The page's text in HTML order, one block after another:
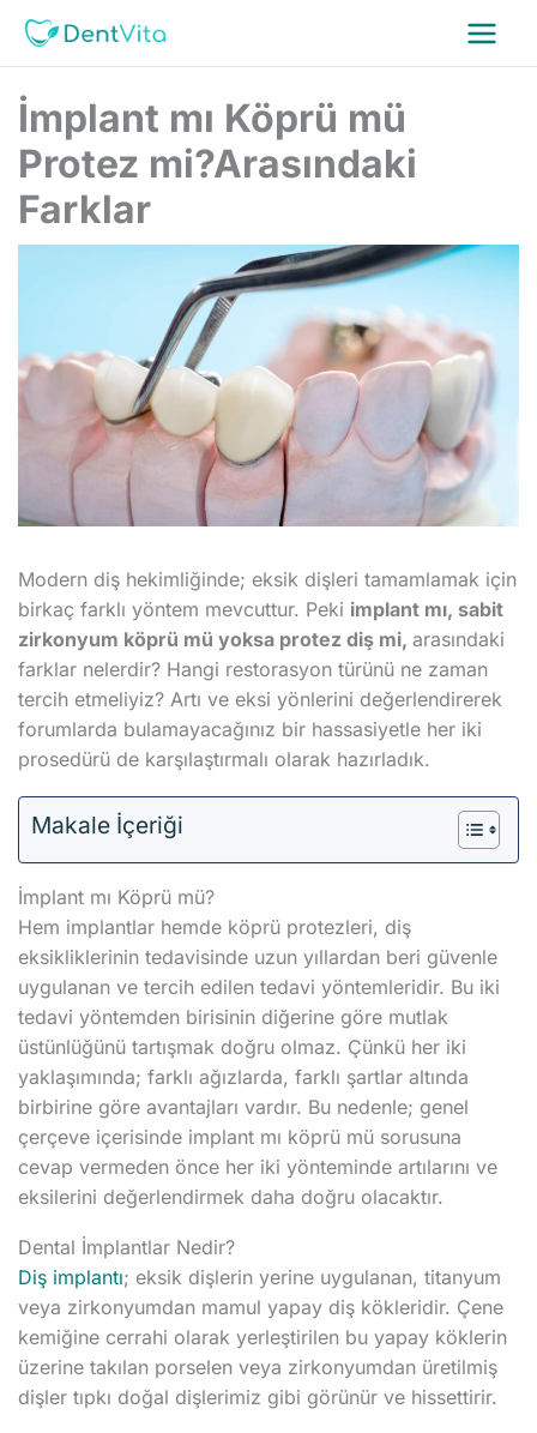
İçeriğe
atla
İmplant mı Köprü mü
Protez mi?Arasındaki
Farklar
Modern diş hekimliğinde; eksik dişleri tamamlamak için
birkaç farklı yöntem mevcuttur. Peki implant mı, sabit
zirkonyum köprü mü yoksa protez diş mi, arasındaki
farklar nelerdir? Hangi restorasyon türünü ne zaman
tercih etmeliyiz? Artı ve eksi yönlerini değerlendirerek
forumlarda bulamayacağınız bir hassasiyetle her iki
prosedürü de karşılaştırmalı olarak hazırladık.
Makale İçeriği
İmplant mı Köprü mü?
Hem implantlar hemde köprü protezleri, diş
eksikliklerinin tedavisinde uzun yıllardan beri güvenle
uygulanan ve tercih edilen tedavi yöntemleridir. Bu iki
tedavi yöntemden birisinin diğerine göre mutlak
üstünlüğünü tartışmak doğru olmaz. Çünkü her iki
yaklaşımında; farklı ağızlarda, farklı şartlar altında
birbirine göre avantajları vardır. Bu nedenle; genel
çerçeve içerisinde implant mı köprü mü sorusuna
cevap vermeden önce her iki yönteminde artılarını ve
eksilerini değerlendirmek daha doğru olacaktır.
Dental İmplantlar Nedir?
Diş implantı; eksik dişlerin yerine uygulanan, titanyum
veya zirkonyumdan mamul yapay diş kökleridir. Çene
kemiğine cerrahi olarak yerleştirilen bu yapay köklerin
üzerine takılan porselen veya zirkonyumdan üretilmiş
dişler tıpkı doğal dişlerimiz gibi görünür ve hissettirir.